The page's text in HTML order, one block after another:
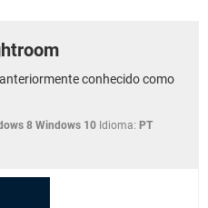
conhecido como
8 Windows 10 Idioma: PT